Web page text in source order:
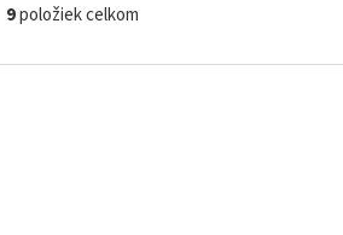
O
l
9položiek celkom